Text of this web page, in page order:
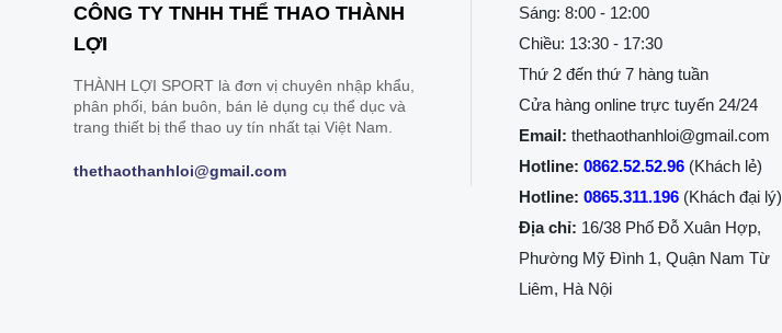
CÔNG TY TNHH THỂ THAO THÀNH
LỢI
THÀNH LỢI SPORT là đơn vị chuyên nhập khẩu,
phân phối, bán buôn, bán lẻ dụng cụ thể dục và
trang thiết bị thể thao uy tín nhất tại Việt Nam.
thethaothanhloi@gmail.com
Sáng: 8:00 - 12:00
Chiều: 13:30 - 17:30
Thứ 2 đến thứ 7 hàng tuần
Cửa hàng online trực tuyến 24/24
Email: thethaothanhloi@gmail.com
Hotline: 0862.52.52.96 (Khách lẻ)
Hotline: 0865.311.196 (Khách đại lý)
Địa chỉ: 16/38 Phố Đỗ Xuân Hợp,
Phường Mỹ Đình 1, Quận Nam Từ
Liêm, Hà Nội